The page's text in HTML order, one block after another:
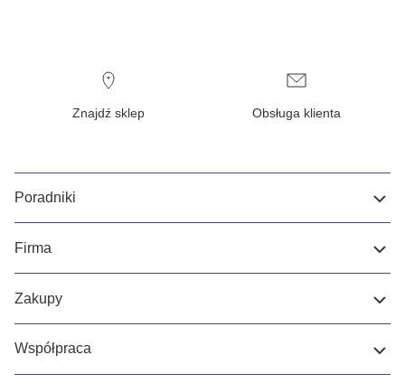
Znajdź sklep Obsługa klienta
Poradniki
Firma
Zakupy
Współpraca